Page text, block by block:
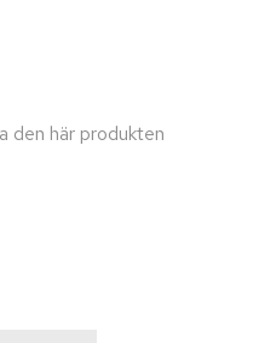
den här produkten